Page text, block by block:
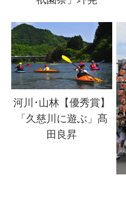
河川･山林【優秀賞】
「久慈川に遊ぶ」髙
田良昇